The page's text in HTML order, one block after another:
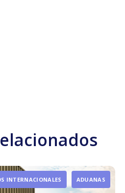
INTERNACIONALES ADUANAS